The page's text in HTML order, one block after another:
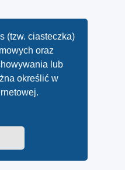
(tzw. ciasteczka)
oraz
lub
określić w